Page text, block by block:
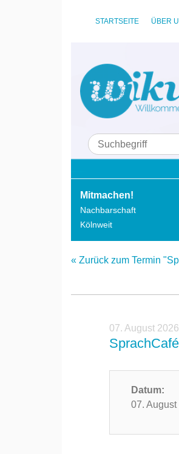
STARTSEITE ÜBER
Mitmachen!
Nachbarschaft
Kölnweit
« Zurück zum Termin
07. August 2026
Datum:
07. August